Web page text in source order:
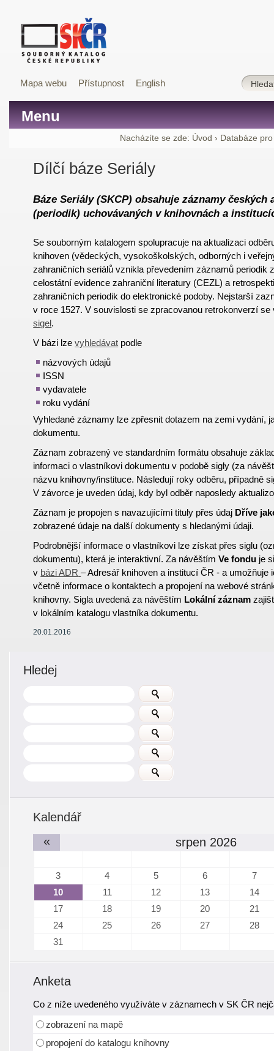
Mapa webu Přístupnost English
Menu
Nacházíte se zde: Úvod › Databáze
Dílčí báze Seriály
Báze Seriály (SKCP) obsahuje záznamy českých
(periodik) uchovávaných v knihovnách a
Se souborným katalogem spolupracuje na aktualizaci
knihoven (vědeckých, vysokoškolských, odborných i
zahraničních seriálů vznikla převedením záznamů periodik
celostátní evidence zahraniční literatury (CEZL) a
zahraničních periodik do elektronické podoby. Nejstarší
v roce 1527. V souvislosti se zpracovanou retrokonverzí
sigel.
V bázi lzevyhledávat podle
názvových údajů
ISSN
vydavatele
roku vydání
Vyhledané záznamy lze zpřesnit dotazem na zemi vydání,
dokumentu.
Záznam zobrazený ve standardním formátu obsahuje
informaci o vlastníkovi dokumentu v podobě sigly (za
názvu knihovny/instituce. Následují roky odběru, případně
V závorce je uveden údaj, kdy byl odběr naposledy
Záznam je propojen s navazujícími tituly přes údaj Dříve
zobrazené údaje na další dokumenty s hledanými údaji.
Podrobnější informace o vlastníkovi lze získat přessiglu
dokumentu), která je interaktivní. Za návěštímVe fondu je
v bázi ADR – Adresář knihoven a institucí ČR - a umožňuje
včetně informace o kontaktech a propojení na webové
knihovny. Sigla uvedená za návěštím Lokální záznam
v lokálním katalogu vlastníka dokumentu.
20.01.2016
Hledej
Kalendář
«
srpen 2026
3 4 5 6
7
10
11 12 13
14
17
18 19 20
21
24
25 26 27
28
31
Anketa
Co z níže uvedeného využíváte v záznamech v SK ČR
zobrazení na mapě
propojení do katalogu knihovny